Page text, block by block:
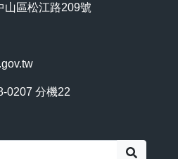
山區松江路209號
0207 分機22